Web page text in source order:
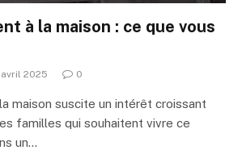
à la maison : ce que vous
avril 2025 0
maison suscite un intérêt croissant
familles qui souhaitent vivre ce
un…